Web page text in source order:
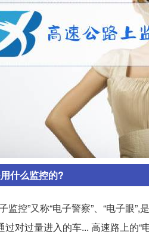
什么监控的?
监控”又称“电子警察”、“电子眼
对过量进入的车... 高速路上的“